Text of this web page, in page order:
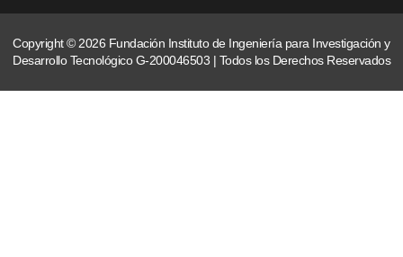
Copyright © 2026 Fundación Instituto de Ingeniería para Investigación y
Desarrollo Tecnológico G-200046503 | Todos los Derechos Reservados